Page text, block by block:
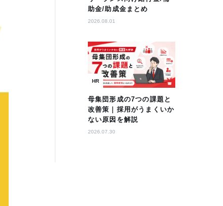
助金/助成金まとめ
2026.08.01
HR
母集団形成の7つの課題と
改善策｜採用がうまくいか
ない原因を解説
2026.07.30